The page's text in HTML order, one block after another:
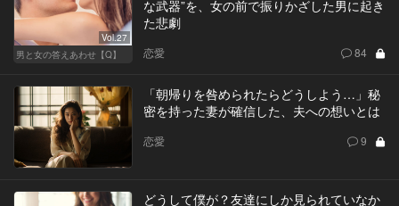
Vol.27
男と女の答えあわせ【Q】
な武器”を、女の前で振りかざした男に起き
た悲劇
恋愛 84
「朝帰りを咎められたらどうしよう…」秘
密を持った妻が確信した、夫への想いとは
恋愛 9
どうして僕が？友達にしか見られていなか